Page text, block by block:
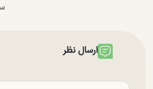
ارسال نظر